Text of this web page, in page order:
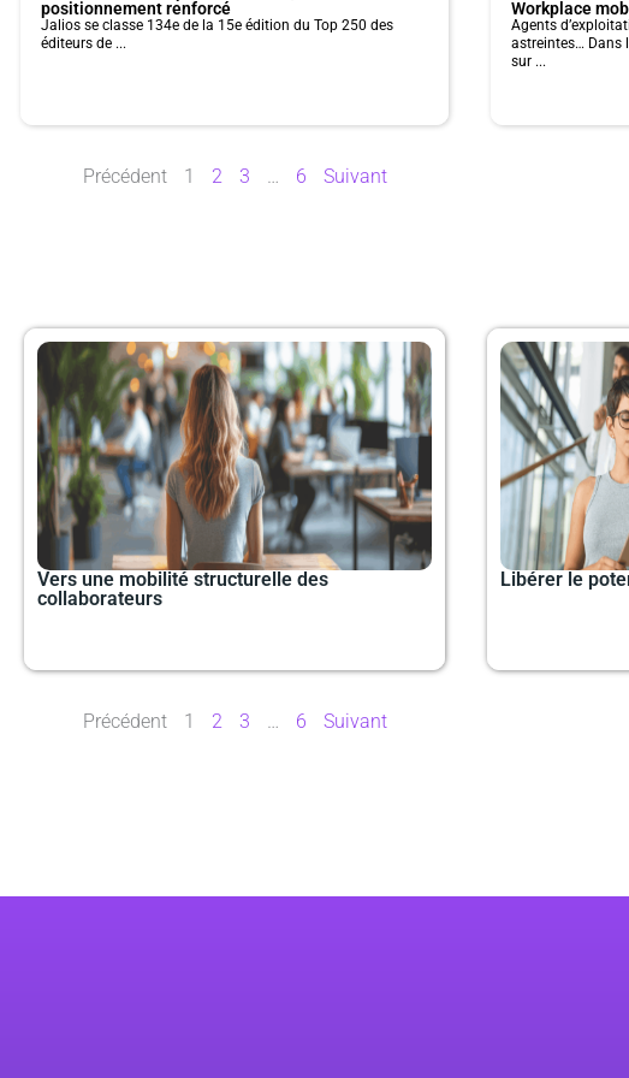
positionnement renforcé
Jalios se classe 134e de la 15e édition du Top 250 des
éditeurs de ...
Workplace
Agents
astreintes… Dans
sur ...
Précédent 1 2 3 … 6 Suivant
Vers une mobilité structurelle des
collaborateurs
Libérer le
Précédent
P
a
g
e
1
P
a
g
e
2
P
a
g
e
3 …
P
a
g
e
6 Suivant